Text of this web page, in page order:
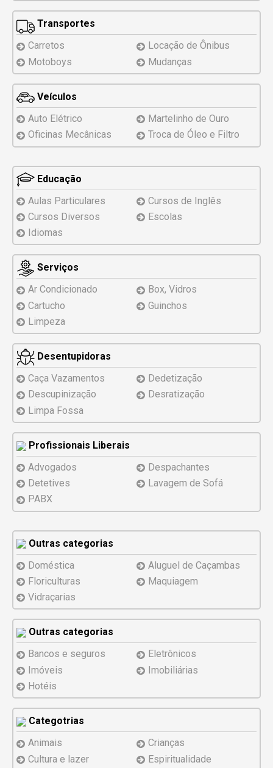
Transportes
Carretos
Locação de Ônibus
Motoboys
Mudanças
Veículos
Auto Elétrico
Martelinho de Ouro
Oficinas Mecânicas
Troca de Óleo e Filtro
Educação
Aulas Particulares
Cursos de Inglês
Cursos Diversos
Escolas
Idiomas
Serviços
Ar Condicionado
Box, Vidros
Cartucho
Guinchos
Limpeza
Desentupidoras
Caça Vazamentos
Dedetização
Descupinização
Desratização
Limpa Fossa
Profissionais Liberais
Advogados
Despachantes
Detetives
Lavagem de Sofá
PABX
Outras categorias
Doméstica
Aluguel de Caçambas
Floriculturas
Maquiagem
Vidraçarias
Outras categorias
Bancos e seguros
Eletrônicos
Imóveis
Imobiliárias
Hotéis
Categotrias
Animais
Crianças
Cultura e lazer
Espiritualidade